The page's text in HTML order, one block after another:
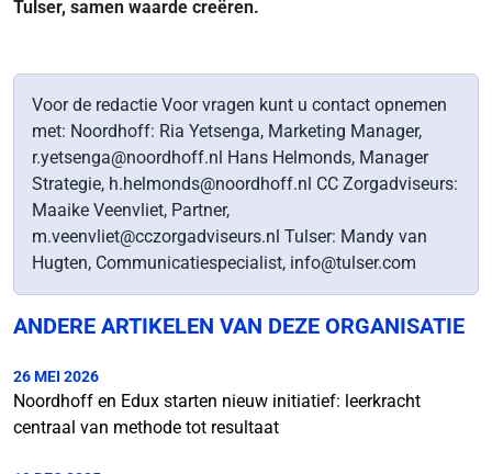
Tulser, samen waarde creëren.
Voor de redactie Voor vragen kunt u contact opnemen
met: Noordhoff: Ria Yetsenga, Marketing Manager,
r.yetsenga@noordhoff.nl Hans Helmonds, Manager
Strategie, h.helmonds@noordhoff.nl CC Zorgadviseurs:
Maaike Veenvliet, Partner,
m.veenvliet@cczorgadviseurs.nl Tulser: Mandy van
Hugten, Communicatiespecialist, info@tulser.com
ANDERE ARTIKELEN VAN DEZE ORGANISATIE
26 MEI 2026
Noordhoff en Edux starten nieuw initiatief: leerkracht
centraal van methode tot resultaat